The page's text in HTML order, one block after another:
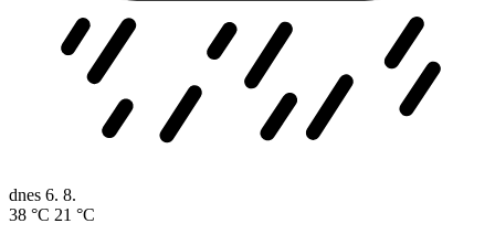
dnes 6. 8.
38 °C 21 °C